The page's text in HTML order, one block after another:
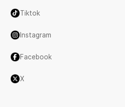
Tiktok
Instagram
Facebook
X